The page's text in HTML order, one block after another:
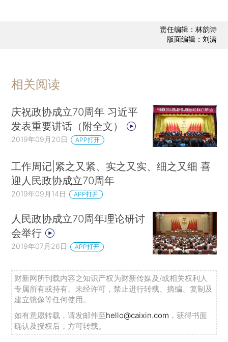
责任编辑：林韵诗
版面编辑：刘潇
相关阅读
庆祝政协成立70周年 习近平
发表重要讲话（附全文）
2019年09月20日 APP打开
工作周记|紧之又紧、实之又实、细之又细 喜
迎人民政协成立70周年
2019年09月14日 APP打开
人民政协成立70周年理论研讨
会举行
2019年07月26日 APP打开
财新网所刊载内容之知识产权为财新传媒及/或相关权利人
专属所有或持有。未经许可，禁止进行转载、摘编、复制及
建立镜像等任何使用。
如有意愿转载，请发邮件至hello@caixin.com ，获得书面
确认及授权后，方可转载。